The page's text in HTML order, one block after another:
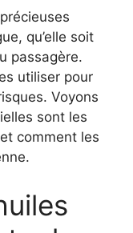
qu’elle soit
passagère.
utiliser pour
Voyons
sont les
comment les